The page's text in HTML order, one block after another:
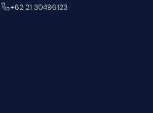
+62 21 30496123